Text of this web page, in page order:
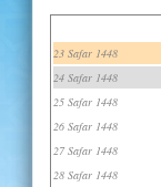
23 Safar 1448
24 Safar 1448
25 Safar 1448
26 Safar 1448
27 Safar 1448
28 Safar 1448